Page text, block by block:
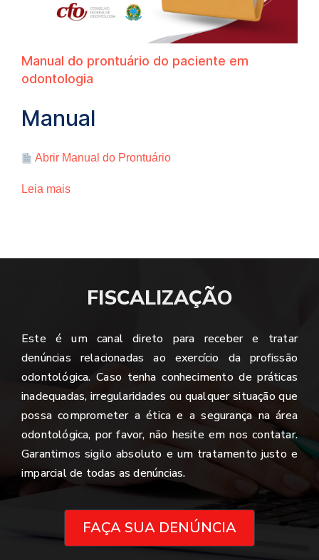
Manual do prontuário do paciente em
odontologia
Manual
Abrir Manual do Prontuário
Leia mais
FISCALIZAÇÃO
Este é um canal direto para receber e tratar
denúncias relacionadas ao exercício da profissão
odontológica. Caso tenha conhecimento de práticas
inadequadas, irregularidades ou qualquer situação que
possa comprometer a ética e a segurança na área
odontológica, por favor, não hesite em nos contatar.
Garantimos sigilo absoluto e um tratamento justo e
imparcial de todas as denúncias.
FAÇA SUA DENÚNCIA